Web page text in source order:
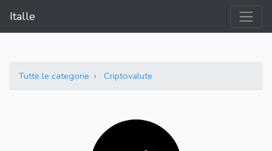
Italle
Tutte le categorie Criptovalute